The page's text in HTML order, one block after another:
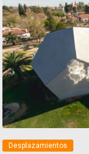
Desplazamientos